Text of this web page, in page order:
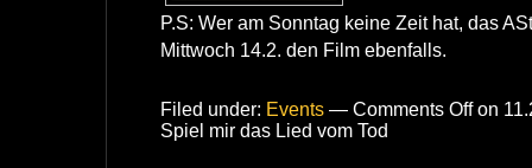
P.S: Wer am Sonntag keine Zeit hat, das
Mittwoch 14.2. den Film ebenfalls.
Filed under: Events — Comments Offon
Spiel mir das Lied vom Tod